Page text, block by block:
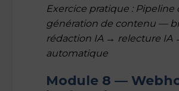
Exercice pratique : Pipeline
génération de contenu —
rédaction IA → relecture IA
automatique
Module 8 —